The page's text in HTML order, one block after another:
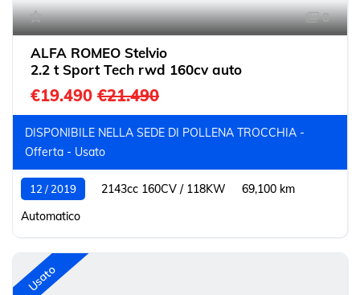
8
ALFA ROMEO Stelvio
2.2 t Sport Tech rwd 160cv auto
€19.490 €21.490
DISPONIBILE NELLA SEDE DI POLLENA TROCCHIA -
Offerta - Usato
12 / 2019 2143cc 160CV / 118KW
69,100 km
Automatico
Usato